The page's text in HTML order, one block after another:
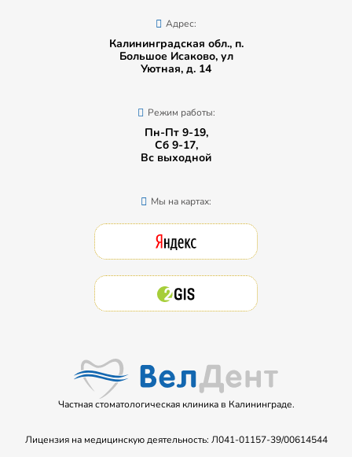
Частная стоматологическая клиника в Калининграде.
Лицензия на медицинскую деятельность: Л041-01157-39/00614544
Адрес:
Калининградская обл., п.
Большое Исаково, ул
Уютная, д. 14
Режим работы:
Пн-Пт 9-19,
Сб 9-17,
Вс выходной
Мы на картах: